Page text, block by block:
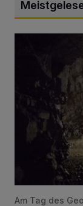
Am Tag des